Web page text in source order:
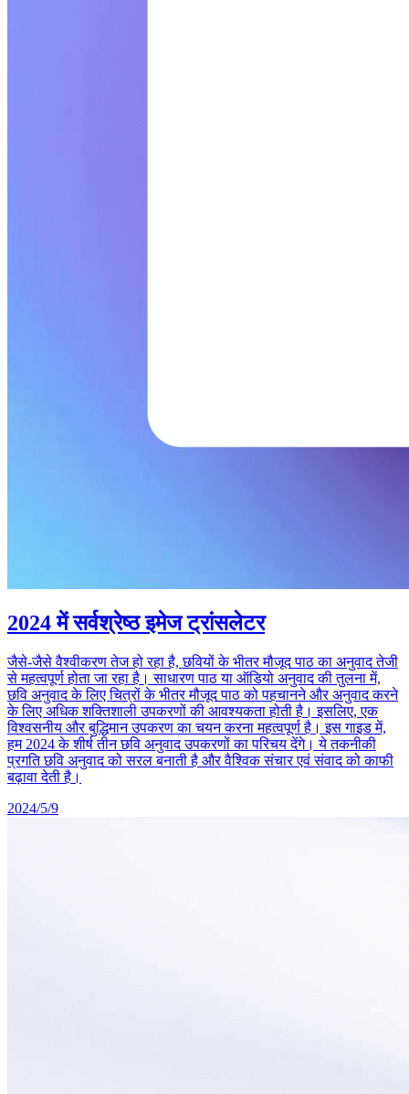
2024 में सर्वश्रेष्ठ इमेज ट्रांसलेटर
जैसे-जैसे वैश्वीकरण तेज हो रहा है, छवियों के भीतर मौजूद पाठ का अनुवाद तेजी
से महत्वपूर्ण होता जा रहा है। साधारण पाठ या ऑडियो अनुवाद की तुलना में,
छवि अनुवाद के लिए चित्रों के भीतर मौजूद पाठ को पहचानने और अनुवाद करने
के लिए अधिक शक्तिशाली उपकरणों की आवश्यकता होती है। इसलिए, एक
विश्वसनीय और बुद्धिमान उपकरण का चयन करना महत्वपूर्ण है। इस गाइड में,
हम 2024 के शीर्ष तीन छवि अनुवाद उपकरणों का परिचय देंगे। ये तकनीकी
प्रगति छवि अनुवाद को सरल बनाती है और वैश्विक संचार एवं संवाद को काफी
बढ़ावा देती है।
2024/5/9